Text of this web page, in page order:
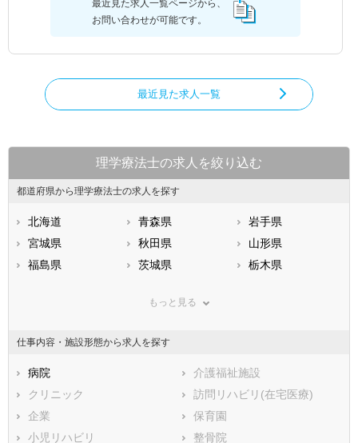
最近見た求人一覧ページから、
お問い合わせが可能です。
最近見た求人一覧
理学療法士の求人を絞り込む
都道府県から理学療法士の求人を探す
北海道 青森県
岩手県
宮城県
秋田県
山形県
福島県
茨城県
栃木県
神奈川県
石川県
福井県
静岡県
三重県
滋賀県
大阪府
兵庫県
鳥取県
もっと見る
仕事内容・施設形態から求人を探す
病院
介護福祉施設
クリニック
訪問リハビリ(在宅医療)
企業
保育園
小児リハビリ
整骨院